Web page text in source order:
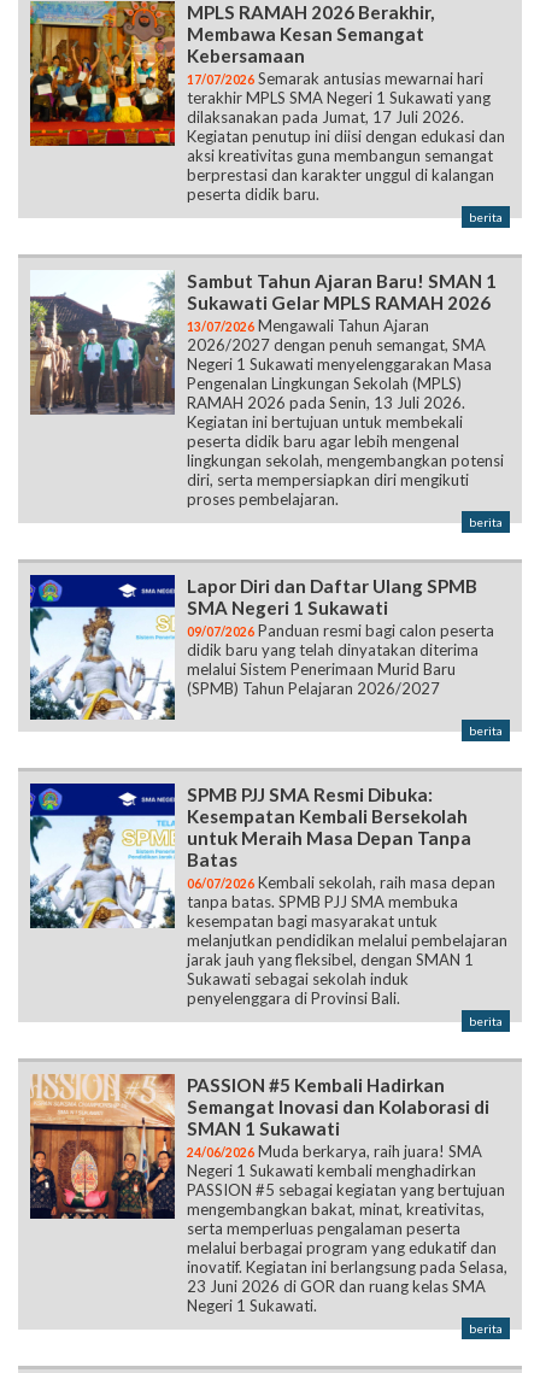
MPLS RAMAH 2026 Berakhir,
Membawa Kesan Semangat
Kebersamaan
17/07/2026 Semarak antusias mewarnai hari
terakhir MPLS SMA Negeri 1 Sukawati yang
dilaksanakan pada Jumat, 17 Juli 2026.
Kegiatan penutup ini diisi dengan edukasi dan
aksi kreativitas guna membangun semangat
berprestasi dan karakter unggul di kalangan
peserta didik baru.
berita
Sambut Tahun Ajaran Baru! SMAN 1
Sukawati Gelar MPLS RAMAH 2026
13/07/2026 Mengawali Tahun Ajaran
2026/2027 dengan penuh semangat, SMA
Negeri 1 Sukawati menyelenggarakan Masa
Pengenalan Lingkungan Sekolah (MPLS)
RAMAH 2026 pada Senin, 13 Juli 2026.
Kegiatan ini bertujuan untuk membekali
peserta didik baru agar lebih mengenal
lingkungan sekolah, mengembangkan potensi
diri, serta mempersiapkan diri mengikuti
proses pembelajaran.
berita
Lapor Diri dan Daftar Ulang SPMB
SMA Negeri 1 Sukawati
09/07/2026 Panduan resmi bagi calon peserta
didik baru yang telah dinyatakan diterima
melalui Sistem Penerimaan Murid Baru
(SPMB) Tahun Pelajaran 2026/2027
berita
SPMB PJJ SMA Resmi Dibuka:
Kesempatan Kembali Bersekolah
untuk Meraih Masa Depan Tanpa
Batas
06/07/2026 Kembali sekolah, raih masa depan
tanpa batas. SPMB PJJ SMA membuka
kesempatan bagi masyarakat untuk
melanjutkan pendidikan melalui pembelajaran
jarak jauh yang fleksibel, dengan SMAN 1
Sukawati sebagai sekolah induk
penyelenggara di Provinsi Bali.
berita
PASSION #5 Kembali Hadirkan
Semangat Inovasi dan Kolaborasi di
SMAN 1 Sukawati
24/06/2026 Muda berkarya, raih juara! SMA
Negeri 1 Sukawati kembali menghadirkan
PASSION #5 sebagai kegiatan yang bertujuan
mengembangkan bakat, minat, kreativitas,
serta memperluas pengalaman peserta
melalui berbagai program yang edukatif dan
inovatif. Kegiatan ini berlangsung pada Selasa,
23 Juni 2026 di GOR dan ruang kelas SMA
Negeri 1 Sukawati.
berita